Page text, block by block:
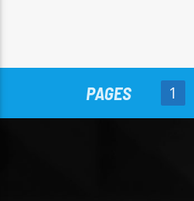
PAGES 1